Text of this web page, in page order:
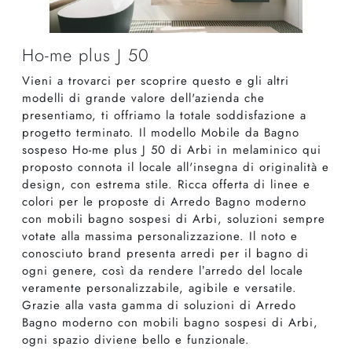
Ho-me plus J 50
Vieni a trovarci per scoprire questo e gli altri
modelli di grande valore dell'azienda che
presentiamo, ti offriamo la totale soddisfazione a
progetto terminato. Il modello Mobile da Bagno
sospeso Ho-me plus J 50 di Arbi in melaminico qui
proposto connota il locale all'insegna di originalità e
design, con estrema stile. Ricca offerta di linee e
colori per le proposte di Arredo Bagno moderno
con mobili bagno sospesi di Arbi, soluzioni sempre
votate alla massima personalizzazione. Il noto e
conosciuto brand presenta arredi per il bagno di
ogni genere, così da rendere l’arredo del locale
veramente personalizzabile, agibile e versatile.
Grazie alla vasta gamma di soluzioni di Arredo
Bagno moderno con mobili bagno sospesi di Arbi,
ogni spazio diviene bello e funzionale.